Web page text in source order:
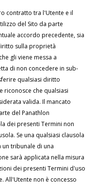
contratto tra l'Utente e il
del Sito da parte
accordo precedente, sia
sulla proprietà
gli viene messa a
di non concedere in sub-
qualsiasi diritto
riconosce che qualsiasi
valida. Il mancato
del Panathlon
dei presenti Termini non
Se una qualsiasi clausola
un tribunale di una
sarà applicata nella misura
dei presenti Termini d'uso
All'Utente non è concesso